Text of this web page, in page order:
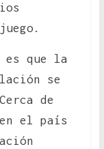
es que la
se
de
el país